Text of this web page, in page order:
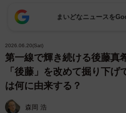
まいどなニュースを
2026.06.20(Sat)
第一線で輝き続ける後藤真
「後藤」を改めて掘り下
は何に由来する？
森岡 浩